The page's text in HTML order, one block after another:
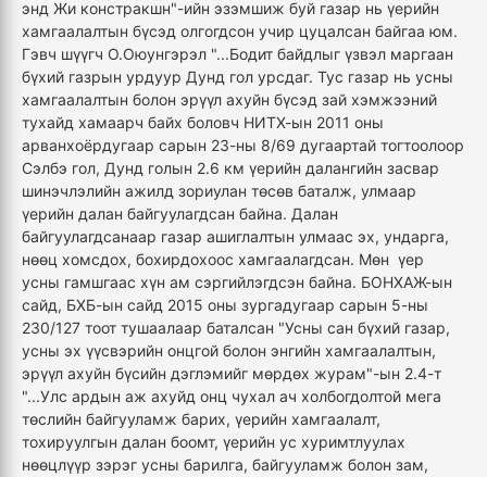
энд Жи констракшн"-ийн эзэмшиж буй газар нь үерийн
хамгаалалтын бүсэд олгогдсон учир цуцалсан байгаа юм.
Гэвч шүүгч О.Оюунгэрэл "...Бодит байдлыг үзвэл маргаан
бүхий газрын урдуур Дунд гол урсдаг. Тус газар нь усны
хамгаалалтын болон эрүүл ахуйн бүсэд зай хэмжээний
тухайд хамаарч байх боловч НИТХ-ын 2011 оны
арванхоёрдугаар сарын 23-ны 8/69 дугаартай тогтоолоор
Сэлбэ гол, Дунд голын 2.6 км үерийн далангийн засвар
шинэчлэлийн ажилд зориулан төсөв баталж, улмаар
үерийн далан байгуулагдсан байна. Далан
байгуулагдсанаар газар ашиглалтын улмаас эх, ундарга,
нөөц хомсдох, бохирдохоос хамгаалагдсан. Мөн үер
усны гамшгаас хүн ам сэргийлэгдсэн байна. БОНХАЖ-ын
сайд, БХБ-ын сайд 2015 оны зургадугаар сарын 5-ны
230/127 тоот тушаалаар баталсан "Усны сан бүхий газар,
усны эх үүсвэрийн онцгой болон энгийн хамгаалалтын,
эрүүл ахуйн бүсийн дэглэмийг мөрдөх журам"-ын 2.4-т
"...Улс ардын аж ахуйд онц чухал ач холбогдолтой мега
төслийн байгууламж барих, үерийн хамгаалалт,
тохируулгын далан боомт, үерийн ус хуримтлуулах
нөөцлүүр зэрэг усны барилга, байгууламж болон зам,